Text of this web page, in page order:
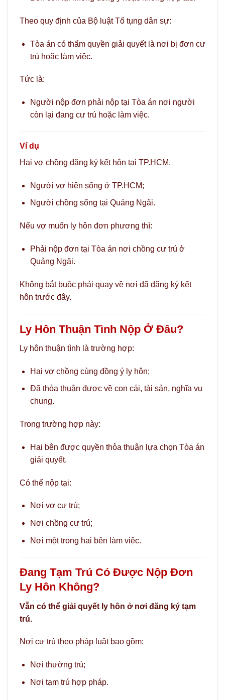
Theo quy định của Bộ luật Tố tụng dân sự:
Tòa án có thẩm quyền giải quyết là nơi bị đơn cư
trú hoặc làm việc.
Tức là:
Người nộp đơn phải nộp tại Tòa án nơi người
còn lại đang cư trú hoặc làm việc.
Ví dụ
Hai vợ chồng đăng ký kết hôn tại TP.HCM.
Người vợ hiện sống ở TP.HCM;
Người chồng sống tại Quảng Ngãi.
Nếu vợ muốn ly hôn đơn phương thì:
Phải nộp đơn tại Tòa án nơi chồng cư trú ở
Quảng Ngãi.
Không bắt buộc phải quay về nơi đã đăng ký kết
hôn trước đây.
Ly Hôn Thuận Tình Nộp Ở Đâu?
Ly hôn thuận tình là trường hợp:
Hai vợ chồng cùng đồng ý ly hôn;
Đã thỏa thuận được về con cái, tài sản, nghĩa vụ
chung.
Trong trường hợp này:
Hai bên được quyền thỏa thuận lựa chọn Tòa án
giải quyết.
Có thể nộp tại:
Nơi vợ cư trú;
Nơi chồng cư trú;
Nơi một trong hai bên làm việc.
Đang Tạm Trú Có Được Nộp Đơn
Ly Hôn Không?
Vẫn có thể giải quyết ly hôn ở nơi đăng ký tạm
trú.
Nơi cư trú theo pháp luật bao gồm:
Nơi thường trú;
Nơi tạm trú hợp pháp.